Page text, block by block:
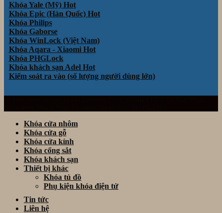
Khóa Yale (Mỹ)
Khóa Epic (Hàn Quốc)
Khóa Philips
Khóa Gaborse
Khóa WinLock (Việt Nam)
Khóa Aqara - Xiaomi
Khóa PHGLock
Khóa khách sạn Adel
Kiểm soát ra vào (số lượng người dùng lớn)
Khóa cửa nhôm
Khóa cửa gỗ
Khóa cửa kính
Khóa cổng sắt
Khóa khách sạn
Thiết bị khác
Khóa tủ đồ
Phụ kiện khóa điện tử
Tin tức
Liên hệ